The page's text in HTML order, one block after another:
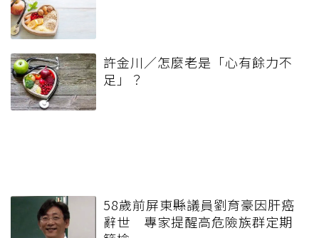
許金川／怎麼老是「心有餘力不
足」？
58歲前屏東縣議員劉育豪因肝癌
辭世 專家提醒高危險族群定期